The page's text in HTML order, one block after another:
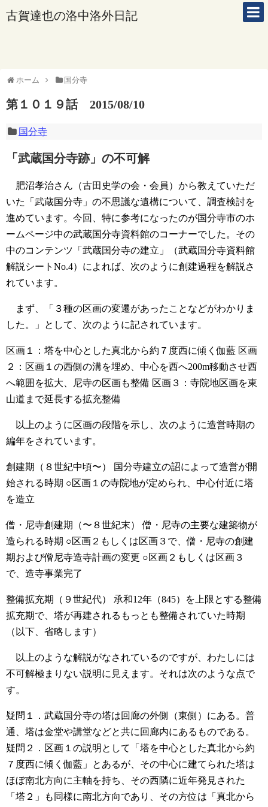
古賀達也の洛中洛外日記
ホーム 国分寺
第１０１９話 2015/08/10
国分寺
「武蔵国分寺跡」の不可解
肥沼孝治さん（古田史学の会・会員）から教えていただ
いた「武蔵国分寺」の不思議な遺構について、調査検討を
進めています。今回、特に参考になったのが国分寺市のホ
ームページ中の武蔵国分寺資料館のコーナーでした。その
中のコンテンツ「武蔵国分寺の建立」（武蔵国分寺資料館
解説シートNo.4）によれば、次のように創建過程を解説さ
れています。
まず、「３種の区画の変遷があったことなどがわかりま
した。」として、次のように記されています。
区画１：塔を中心とした真北から約７度西に傾く伽藍 区画
２：区画１の西側の溝を埋め、中心を西へ200m移動させ西
へ範囲を拡大、尼寺の区画も整備 区画３：寺院地区画を東
山道まで延長する拡充整備
以上のように区画の段階を示し、次のように造営時期の
編年をされています。
創建期（８世紀中頃〜）
国分寺建立の詔によって造営が開
始される時期 ○区画１の寺院地が定められ、中心付近に塔
を造立
僧・尼寺創建期（〜８世紀末）
僧・尼寺の主要な建築物が
造られる時期 ○区画２もしくは区画３で、僧・尼寺の創建
期および僧尼寺造寺計画の変更 ○区画２もしくは区画３
で、造寺事業完了
整備拡充期（９世紀代）
承和12年（845）を上限とする整備
拡充期で、塔が再建されるもっとも整備されていた時期
（以下、省略します）
以上のような解説がなされているのですが、わたしには
不可解極まりない説明に見えます。それは次のような点で
す。
疑問１．武蔵国分寺の塔は回廊の外側（東側）にある。普
通、塔は金堂や講堂などと共に回廊内にあるものである。
疑問２．区画１の説明として「塔を中心とした真北から約
７度西に傾く伽藍」とあるが、その中心に建てられた塔は
ほぼ南北方向に主軸を持ち、その西隣に近年発見された
「塔２」も同様に南北方向であり、その方位は「真北から